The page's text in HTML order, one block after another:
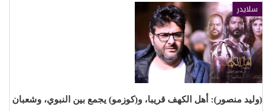
سلايدر
(وليد منصور): أهل الكهف قريبا، و(كوزمو) يجمع بين النبوي، وشعبان